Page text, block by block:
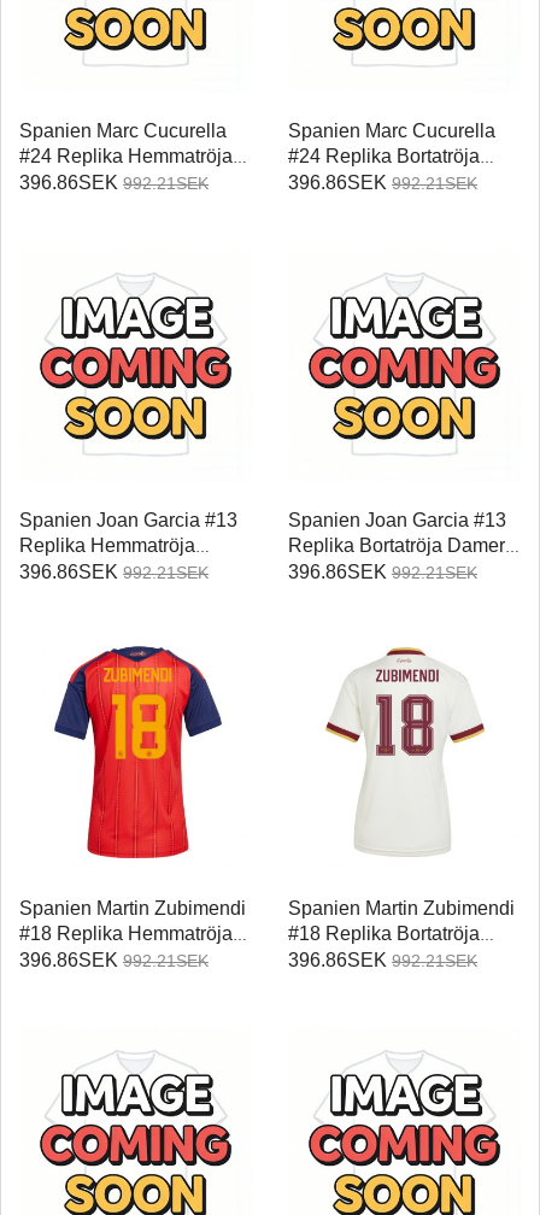
Spanien Marc Cucurella
#24 Replika Hemmatröja
Damer VM 2026
396.86SEK 992.21SEK
Spanien Marc Cucurella
#24 Replika Bortatröja
Damer VM 2026
396.86SEK 992.21SEK
Spanien Joan Garcia #13
Replika Hemmatröja
Damer VM 2026
396.86SEK 992.21SEK
Spanien Joan Garcia #13
Replika Bortatröja Damer
VM 2026 Kortärmad
396.86SEK 992.21SEK
Spanien Martin Zubimendi
#18 Replika Hemmatröja
Damer VM 2026
396.86SEK 992.21SEK
Spanien Martin Zubimendi
#18 Replika Bortatröja
Damer VM 2026
396.86SEK 992.21SEK